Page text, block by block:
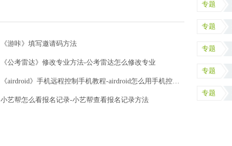
《游咔》填写邀请码方法
《公考雷达》修改专业方法-公考雷达怎么修改专业
《airdroid》手机远程控制手机教程-airdroid怎么用手机控制
小艺帮怎么看报名记录-小艺帮查看报名记录方法
专题
专题
专题
专题
专题